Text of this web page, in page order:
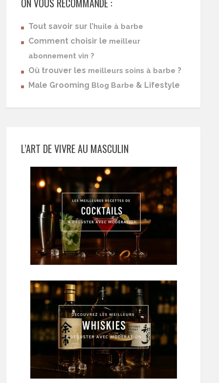
ON VOUS RECOMMANDE :
Tout savoir sur l’huile à barbe
Comment choisir le meilleur
abonnement vin ?
Où trouver les meilleurs soins à barbe ?
Male Grooming Blog Barbe & Lifestyle
L’ART DE VIVRE AU MASCULIN